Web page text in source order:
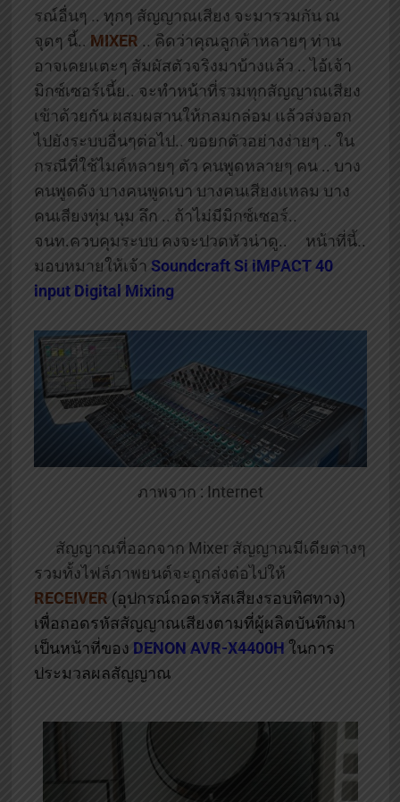
รณ์อื่นๆ .. ทุกๆ สัญญาณเสียง จะมารวมกัน ณ
จุดๆ นี้.. MIXER .. คิดว่าคุณลูกค้าหลายๆ ท่าน
อาจเคยแตะๆ สัมผัสตัวจริงมาบ้างแล้ว .. ไอ้เจ้า
มิกซ์เซอร์เนี้ย.. จะทำหน้าที่รวมทุกสัญญาณเสียง
เข้าด้วยกัน ผสมผสานให้กลมกล่อม แล้วส่งออก
ไปยังระบบอื่นๆต่อไป.. ขอยกตัวอย่างง่ายๆ .. ใน
กรณีที่ใช้ไมค์หลายๆ ตัว คนพูดหลายๆ คน .. บาง
คนพูดดัง บางคนพูดเบา บางคนเสียงแหลม บาง
คนเสียงทุ่ม นุม ลึก .. ถ้าไม่มีมิกซ์เซอร์..
จนท.ควบคุมระบบ คงจะปวดหัวน่าดู.. หน้าที่นี้..
มอบหมายให้เจ้า Soundcraft Si iMPACT 40
input Digital Mixing
ภาพจาก : Internet
สัญญาณที่ออกจาก Mixer สัญญาณมีเดียต่างๆ
รวมทั้งไฟล์ภาพยนต์จะถูกส่งต่อไปให้
RECEIVER (อุปกรณ์ถอดรหัสเสียงรอบทิศทาง)
เพื่อถอดรหัสสัญญาณเสียงตามที่ผู้ผลิตบันทึกมา
เป็นหน้าที่ของ DENON AVR-X4400H ในการ
ประมวลผลสัญญาณ